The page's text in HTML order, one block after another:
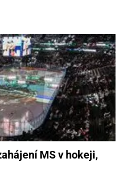
MS v hokeji,